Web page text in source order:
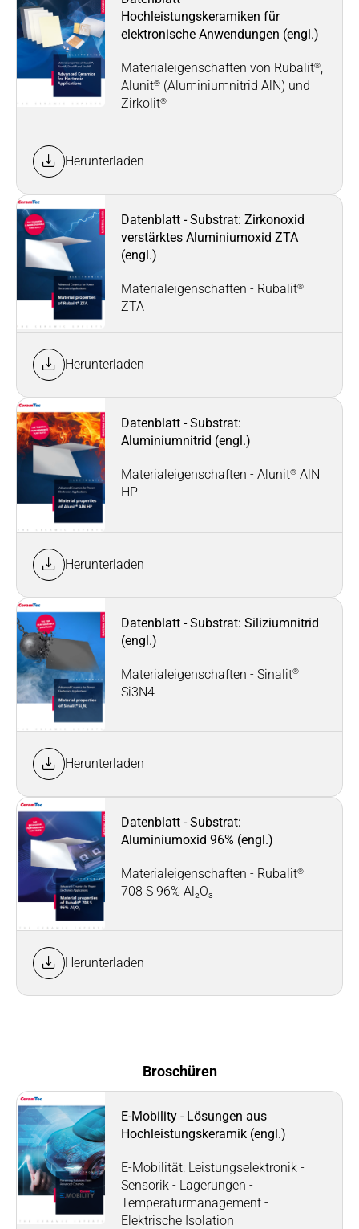
Hochleistungskeramiken für
elektronische Anwendungen (engl.)
Materialeigenschaften von Rubalit®,
Alunit® (Aluminiumnitrid AlN) und
Zirkolit®
Herunterladen
Datenblatt - Substrat: Zirkonoxid
verstärktes Aluminiumoxid ZTA
(engl.)
Materialeigenschaften - Rubalit®
ZTA
Herunterladen
Datenblatt - Substrat:
Aluminiumnitrid (engl.)
Materialeigenschaften - Alunit® AlN
HP
Herunterladen
Datenblatt - Substrat: Siliziumnitrid
(engl.)
Materialeigenschaften - Sinalit®
Si3N4
Herunterladen
Datenblatt - Substrat:
Aluminiumoxid 96% (engl.)
Materialeigenschaften - Rubalit®
708 S 96% Al₂O₃
Herunterladen
Broschüren
E-Mobility - Lösungen aus
Hochleistungskeramik (engl.)
E-Mobilität: Leistungselektronik -
Sensorik - Lagerungen -
Temperaturmanagement -
Elektrische Isolation